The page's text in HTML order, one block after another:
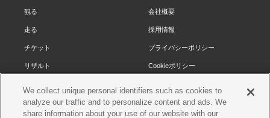
観る
走る
チケット
リザルト
SUGOで遊ぼう
会社概要
採用情報
プライバシーポリシー
Cookieポリシー
お問い合わせ
We collect unique personal identifiers such as cookies to
analyze our traffic and to personalize content and ads. We
share information about your use of our website with our